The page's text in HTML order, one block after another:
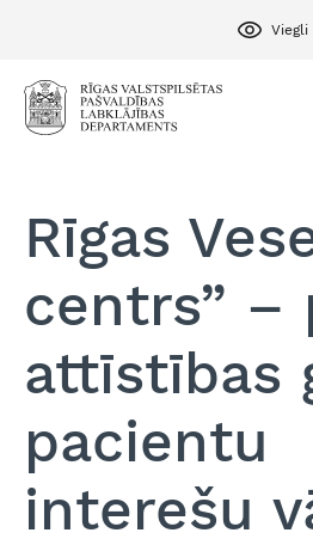
Rīgas
centrs” –
attīstības
pacientu
interešu